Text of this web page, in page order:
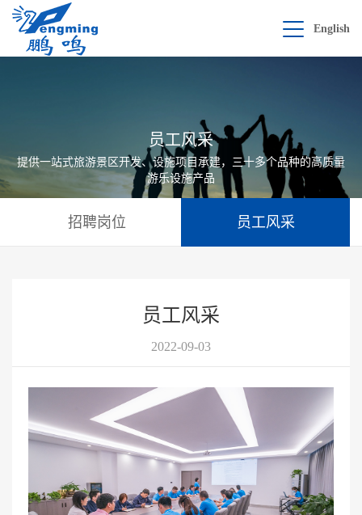
English
员工风采
提供一站式旅游景区开发、设施项目承建，三十多个品种的高质量
游乐设施产品
招聘岗位 员工风采
员工风采
2022-09-03